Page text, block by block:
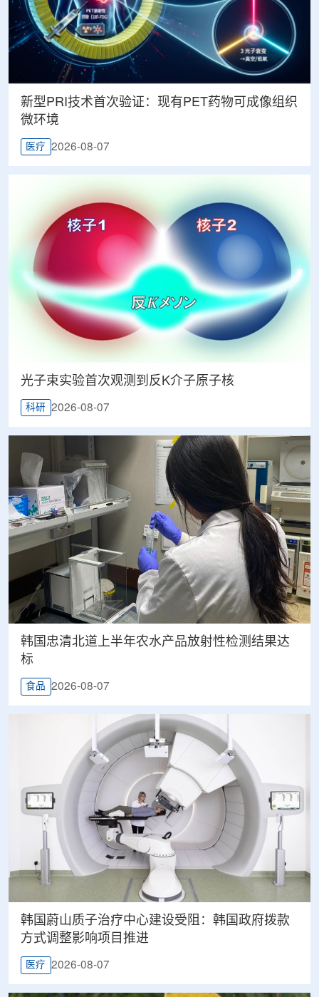
新型PRI技术首次验证：现有PET药物可成像组织
微环境
医疗 2026-08-07
光子束实验首次观测到反K介子原子核
科研 2026-08-07
韩国忠清北道上半年农水产品放射性检测结果达
标
食品 2026-08-07
韩国蔚山质子治疗中心建设受阻：韩国政府拨款
方式调整影响项目推进
医疗 2026-08-07